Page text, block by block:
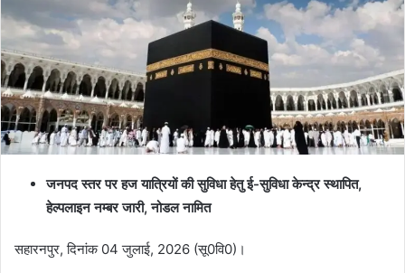
जनपद स्तर पर हज यात्रियों की सुविधा हेतु ई-सुविधा केन्द्र स्थापित,
हेल्पलाइन नम्बर जारी, नोडल नामित
सहारनपुर, दिनांक 04 जुलाई, 2026 (सू0वि0)।